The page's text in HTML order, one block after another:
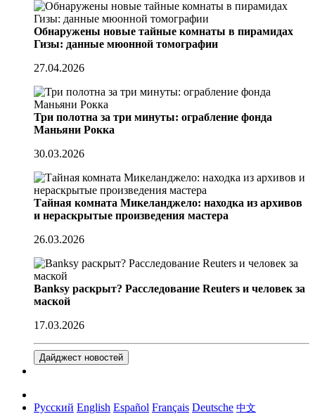
Обнаружены новые тайные комнаты в пирамидах
Гизы: данные мюонной томографии
27.04.2026
Три полотна за три минуты: ограбление фонда
Маньяни Рокка
30.03.2026
Тайная комната Микеланджело: находка из архивов
и нераскрытые произведения мастера
26.03.2026
Banksy раскрыт? Расследование Reuters и человек за
маской
17.03.2026
Дайджест новостей
Русский English Español Français Deutsche 中文